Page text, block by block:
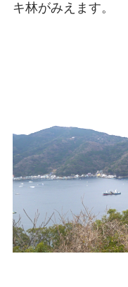
キ林がみえます。